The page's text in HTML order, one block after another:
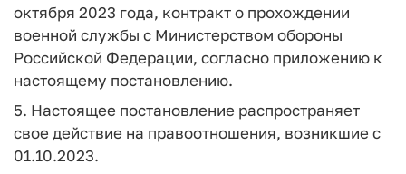
октября 2023 года, контракт о прохождении
военной службы с Министерством обороны
Российской Федерации, согласно приложению к
настоящему постановлению.
5. Настоящее постановление распространяет
свое действие на правоотношения, возникшие с
01.10.2023.